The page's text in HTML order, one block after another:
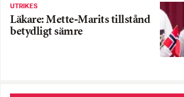
UTRIKES
Läkare: Mette-Marits tillstånd
betydligt sämre